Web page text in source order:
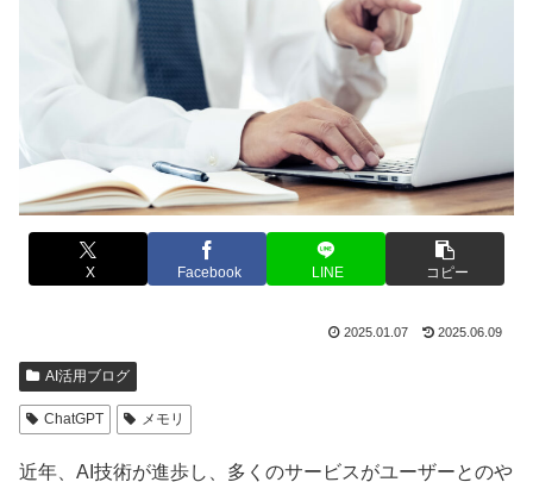
X Facebook LINE コピー
2025.01.07 2025.06.09
AI活用ブログ
ChatGPT メモリ
近年、AI技術が進歩し、多くのサービスがユーザーとのや